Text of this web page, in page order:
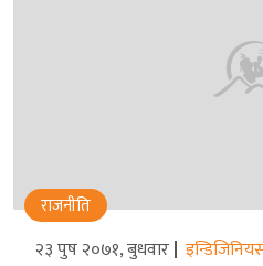
राजनीति
२३ पुष २०७१, बुधवार